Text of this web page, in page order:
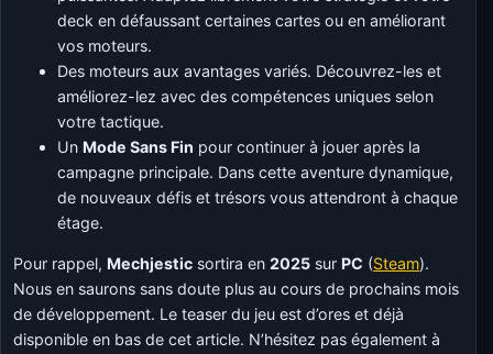
deck en défaussant certaines cartes ou en améliorant
vos moteurs.
Des moteurs aux avantages variés. Découvrez-les et
améliorez-lez avec des compétences uniques selon
votre tactique.
Un Mode Sans Fin pour continuer à jouer après la
campagne principale. Dans cette aventure dynamique,
de nouveaux défis et trésors vous attendront à chaque
étage.
Pour rappel, Mechjestic sortira en2025 sur PC (Steam).
Nous en saurons sans doute plus au cours de prochains mois
de développement. Le teaser du jeu est d’ores et déjà
disponible en bas de cet article. N’hésitez pas également à